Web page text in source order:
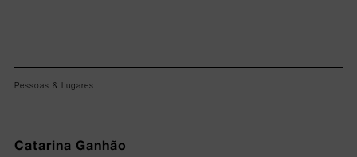
Pessoas & Lugares
Catarina Ganhão